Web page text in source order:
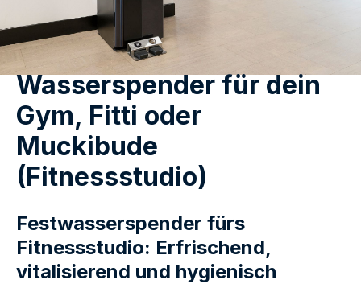
Wasserspender für dein
Gym, Fitti oder
Muckibude
(Fitnessstudio)
Festwasserspender fürs
Fitnessstudio: Erfrischend,
vitalisierend und hygienisch